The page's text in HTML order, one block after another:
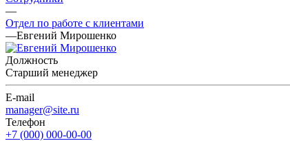
—
Отдел по работе с клиентами
—Евгений Мирошенко
Должность
Старший менеджер
E-mail
manager@site.ru
Телефон
+7 (000) 000-00-00